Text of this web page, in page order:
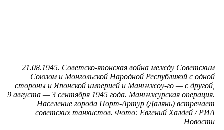
21.08.1945. Советско-японская война между Советским
Союзом и Монгольской Народной Республикой с одной
стороны и Японской империей и Маньчжоу-го — с другой,
9 августа — 3 сентября 1945 года. Маньчжурская операция.
Население города Порт-Артур (Далянь) встречает
советских танкистов. Фото: Евгений Халдей / РИА
Новости